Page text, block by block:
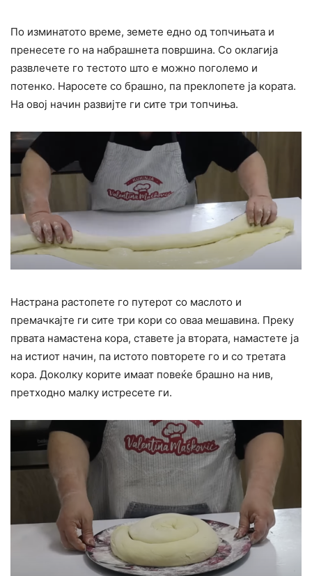
По изминатото време, земете едно од топчињата и
пренесете го на набрашнета површина. Со оклагија
развлечете го тестото што е можно поголемо и
потенко. Наросете со брашно, па преклопете ја кората.
На овој начин развијте ги сите три топчиња.
Настрана растопете го путерот со маслото и
премачкајте ги сите три кори со оваа мешавина. Преку
првата намастена кора, ставете ја втората, намастете ја
на истиот начин, па истото повторете го и со третата
кора. Доколку корите имаат повеќе брашно на нив,
претходно малку истресете ги.